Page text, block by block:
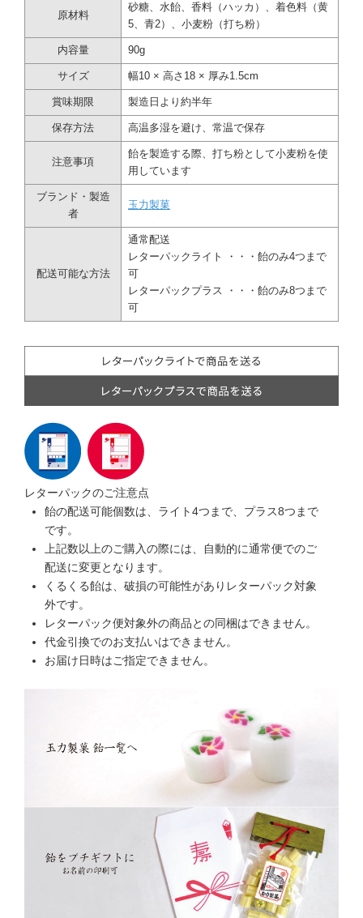
老舗飴屋がつくるハッカ飴
昔ながらのハッカ飴は、飽きのこない爽やかな一粒です。
一つ一つ手間をかけて手作りしている玉力製菓ハッカ飴は、艶もあり見た目も美
しく飴です。
丸い形が特徴のハッカ飴は「玉物」と呼ばれ、鉄砲玉、玉飴ともいわれます。
菓子屋横丁でつくられる代表的な飴の一つです。
創業約100年の老舗飴屋「玉力製菓」
手づくりと素材にこだわり、手間ひまかけてつくられた飴は、飴づくりの技術と
菓子屋横丁の伝統を守る味です。
原材料
砂糖、水飴、香料（ハッカ）、着色料（黄
5、青2）、小麦粉（打ち粉）
内容量 90g
サイズ 幅10 × 高さ18 × 厚み1.5cm
賞味期限 製造日より約半年
保存方法 高温多湿を避け、常温で保存
注意事項
飴を製造する際、打ち粉として小麦粉を使
用しています
ブランド・製造
者
玉力製菓
配送可能な方法
通常配送
レターパックライト ・・・飴のみ4つまで
可
レターパックプラス ・・・飴のみ8つまで
可
レターパックのご注意点
飴の配送可能個数は、ライト4つまで、プラス8つまで
です。
上記数以上のご購入の際には、自動的に通常便でのご
配送に変更となります。
くるくる飴は、破損の可能性がありレターパック対象
外です。
レターパック便対象外の商品との同梱はできません。
代金引換でのお支払いはできません。
お届け日時はご指定できません。